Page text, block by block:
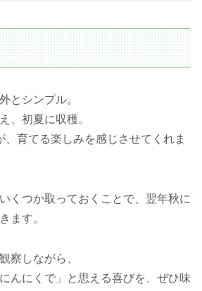
とシンプル。
、初夏に収穫。
、育てる楽しみを感じさせてくれま
くつか取っておくことで、翌年秋に
ます。
察しながら、
んにくで」と思える喜びを、ぜひ味